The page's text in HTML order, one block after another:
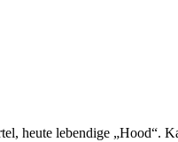
heute lebendige